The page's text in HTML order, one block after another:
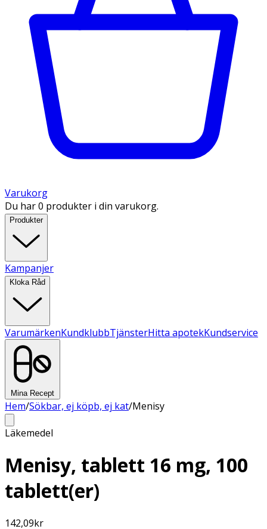
Varukorg
Du har 0 produkter i din varukorg.
Produkter
Kampanjer
Kloka Råd
VarumärkenKundklubbTjänsterHitta apotekKundservice
Mina Recept
Hem/Sökbar, ej köpb, ej kat/Menisy
Läkemedel
Menisy, tablett 16 mg, 100
tablett(er)
142,09kr